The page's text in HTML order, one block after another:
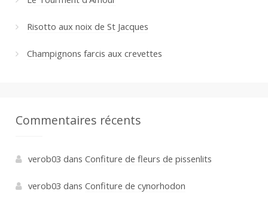
Risotto aux noix de St Jacques
Champignons farcis aux crevettes
Commentaires récents
verob03 dans Confiture de fleurs de pissenlits
verob03 dans Confiture de cynorhodon